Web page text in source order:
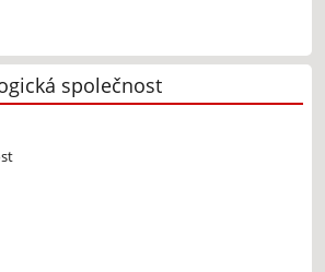
společnost